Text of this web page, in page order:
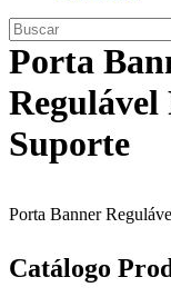
Porta
Regulável
Suporte
Porta Banner
Catálogo